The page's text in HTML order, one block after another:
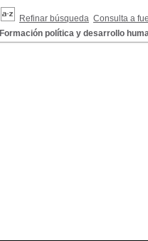
Refinar búsqueda Consulta a
Formación política y desarrollo